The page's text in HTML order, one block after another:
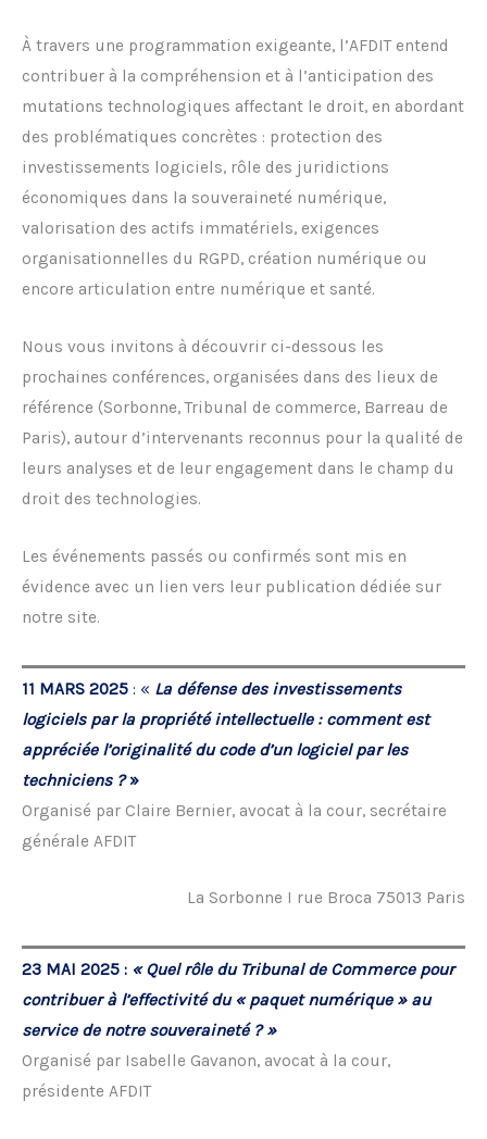
À travers une programmation exigeante, l’AFDIT entend
contribuer à la compréhension et à l’anticipation des
mutations technologiques affectant le droit, en abordant
des problématiques concrètes : protection des
investissements logiciels, rôle des juridictions
économiques dans la souveraineté numérique,
valorisation des actifs immatériels, exigences
organisationnelles du RGPD, création numérique ou
encore articulation entre numérique et santé.
Nous vous invitons à découvrir ci-dessous les
prochaines conférences, organisées dans des lieux de
référence (Sorbonne, Tribunal de commerce, Barreau de
Paris), autour d’intervenants reconnus pour la qualité de
leurs analyses et de leur engagement dans le champ du
droit des technologies.
Les événements passés ou confirmés sont mis en
évidence avec un lien vers leur publication dédiée sur
notre site.
11 MARS 2025 : « La défense des investissements
logiciels par la propriété intellectuelle : comment est
appréciée l’originalité du code d’un logiciel par les
techniciens ?»
Organisé par Claire Bernier, avocat à la cour, secrétaire
générale AFDIT
La Sorbonne I rue Broca 75013 Paris
23 MAI 2025 : « Quel rôle du Tribunal de Commerce pour
contribuer à l’effectivité du « paquet numérique » au
service de notre souveraineté ? »
Organisé par Isabelle Gavanon, avocat à la cour,
présidente AFDIT